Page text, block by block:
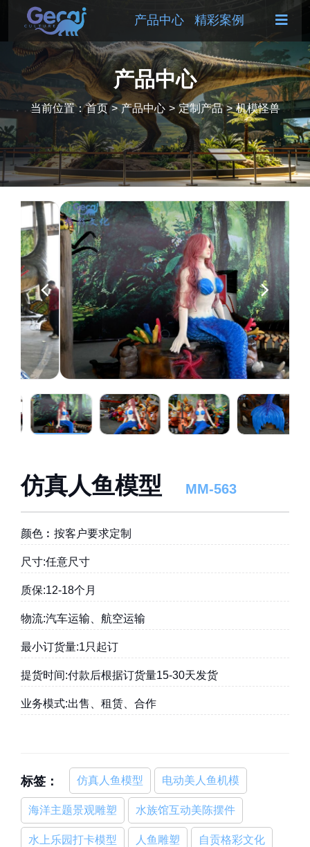
产品中心 精彩案例
产品中心
当前位置：首页 > 产品中心 > 定制产品 > 机模怪兽
仿真人鱼模型 MM-563
颜色︰按客户要求定制
尺寸:任意尺寸
质保:12-18个月
物流:汽车运输、航空运输
最小订货量:1只起订
提货时间:付款后根据订货量15-30天发货
业务模式:出售、租赁、合作
标签： 仿真人鱼模型 电动美人鱼机模
海洋主题景观雕塑 水族馆互动美陈摆件
水上乐园打卡模型 人鱼雕塑 自贡格彩文化